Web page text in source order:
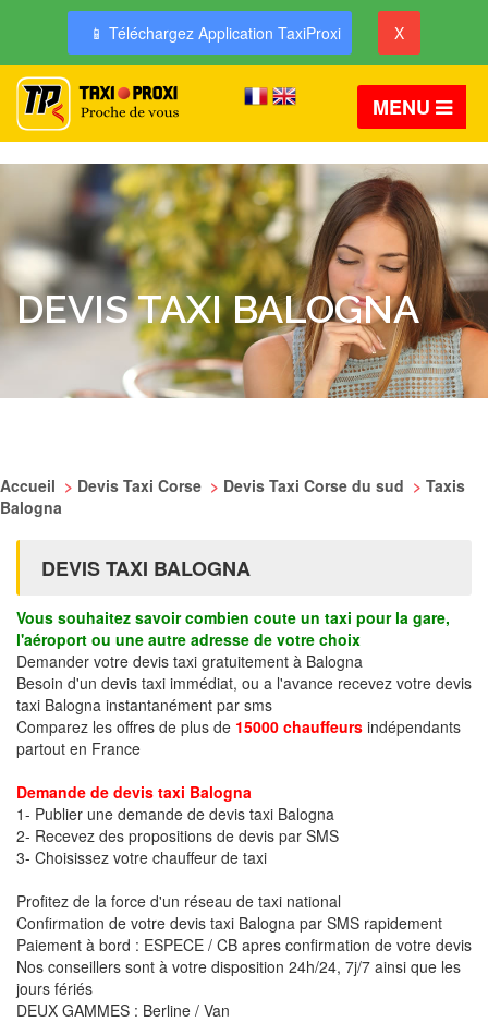
📱 Téléchargez Application TaxiProxi X
MENU
DEVIS TAXI BALOGNA
Accueil > Devis Taxi Corse > Devis Taxi Corse du sud > Taxis
Balogna
DEVIS TAXI BALOGNA
Vous souhaitez savoir combien coute un taxi pour la gare,
l'aéroport ou une autre adresse de votre choix
Demander votre devis taxi gratuitement à Balogna
Besoin d'un devis taxi immédiat, ou a l'avance recevez votre devis
taxi Balogna instantanément par sms
Comparez les offres de plus de 15000 chauffeurs indépendants
partout en France
Demande de devis taxi Balogna
1- Publier une demande de devis taxi Balogna
2- Recevez des propositions de devis par SMS
3- Choisissez votre chauffeur de taxi
Profitez de la force d'un réseau de taxi national
Confirmation de votre devis taxi Balogna par SMS rapidement
Paiement à bord : ESPECE / CB apres confirmation de votre devis
Nos conseillers sont à votre disposition 24h/24, 7j/7 ainsi que les
jours fériés
DEUX GAMMES : Berline / Van